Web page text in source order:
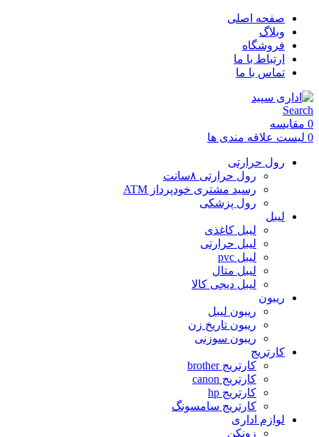
صفحه اصلی
وبلاگ
فروشگاه
ارتباط با ما
تماس با ما
Search
0 مقایسه
0 لیست علاقه مندی ها
رول حرارتی
رول حرارتی ۸سانت
رسید مشتری خودپرداز ATM
رول پزشکی
لیبل
لیبل کاغذی
لیبل حرارتی
لیبل pvc
لیبل متال
لیبل دیجی کالا
ریبون
ریبون لیبل
ریبون تاریخ زن
ریبون سوزنی
کارتریج
کارتریج brother
کارتریج canon
کارتریج hp
کارتریج سامسونگ
لوازم اداری
زونکن